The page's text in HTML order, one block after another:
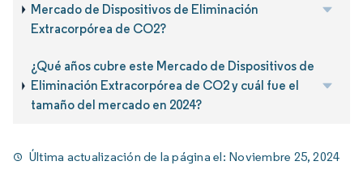
Mercado de Dispositivos de Eliminación
Extracorpórea de CO2?
¿Qué años cubre este Mercado de Dispositivos de
Eliminación Extracorpórea de CO2 y cuál fue el
tamaño del mercado en 2024?
Última actualización de la página el: Noviembre 25, 2024